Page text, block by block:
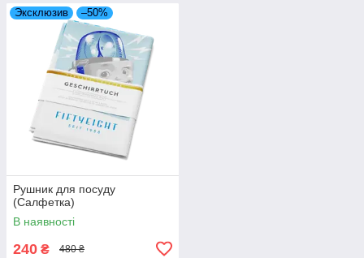
Эксклюзив –50%
Рушник для посуду
(Салфетка)
В наявності
240 ₴ 480 ₴